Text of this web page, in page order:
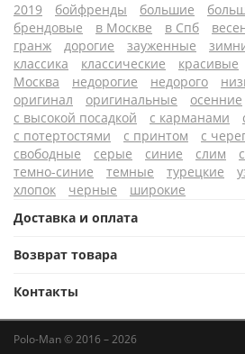
2019 бойфренды большие
брендовые
в Москве в Спб
гранж
дорогие зауженные
классика
классические красивые
Москва
недорогие недорого
оригинал
оригинальные осенние
с высокой посадкой
с карманами
с потертостями
с принтом с
свободные
серые синие слим
темно-синие
темные турецкие
хлопок
черные
широкие
Доставка и оплата
Возврат товара
Контакты
Polo-Man © 2016 – 2026